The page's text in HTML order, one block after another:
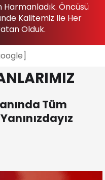
Harmanladık. Öncüsü
Kalitemiz Ile Her
Olduk.
Tüm